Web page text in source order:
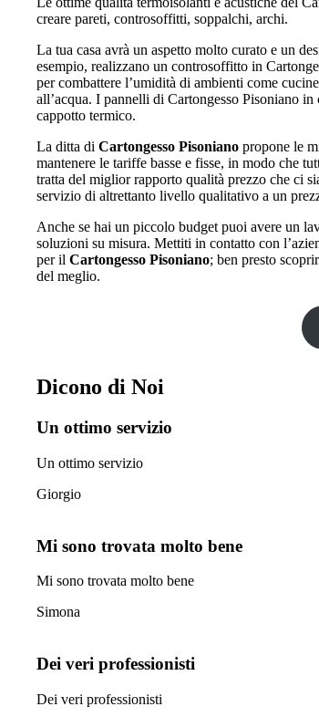
creare pareti, controsoffitti, soppalchi, archi.
La tua casa avrà un aspetto molto curato e un
esempio, realizzano un controsoffitto in
per combattere l’umidità di ambienti come
all’acqua. I pannelli di Cartongesso Pisoniano
cappotto termico.
La ditta di Cartongesso Pisoniano propone le
mantenere le tariffe basse e fisse, in modo che
tratta del miglior rapporto qualità prezzo che ci
servizio di altrettanto livello qualitativo a un
Anche se hai un piccolo budget puoi avere un
soluzioni su misura. Mettiti in contatto con
per il Cartongesso Pisoniano; ben presto
del meglio.
Dicono di Noi
Un ottimo servizio
Un ottimo servizio
Giorgio
Mi sono trovata molto bene
Mi sono trovata molto bene
Simona
Dei veri professionisti
Dei veri professionisti